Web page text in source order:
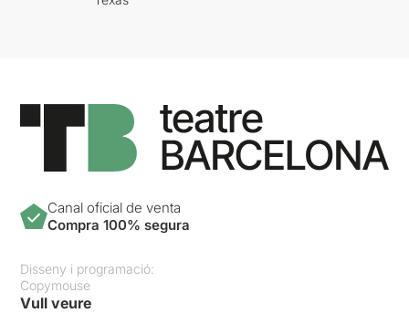
Canal oficial de venta
Compra 100% segura
Disseny i programació:
Copymouse
Vull veure